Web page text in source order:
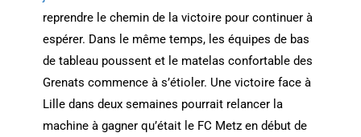
reprendre le chemin de la victoire pour continuer à
espérer. Dans le même temps, les équipes de bas
de tableau poussent et le matelas confortable des
Grenats commence à s’étioler. Une victoire face à
Lille dans deux semaines pourrait relancer la
machine à gagner qu’était le FC Metz en début de